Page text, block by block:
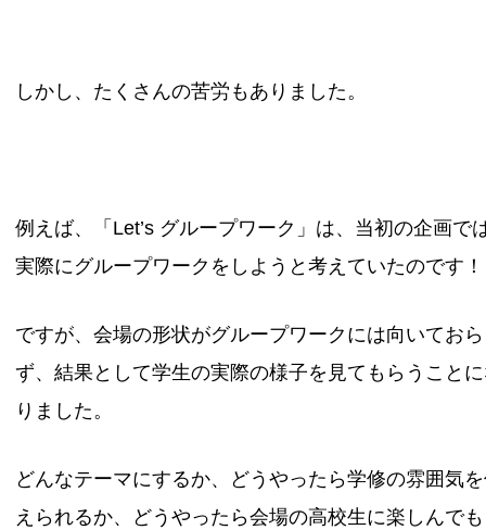
しかし、たくさんの苦労もありました。
例えば、「Let’s グループワーク」は、当初の企画で
実際にグループワークをしようと考えていたのです
ですが、会場の形状がグループワークには向いておら
ず、結果として学生の実際の様子を見てもらうこと
りました。
どんなテーマにするか、どうやったら学修の雰囲気
えられるか、どうやったら会場の高校生に楽しんで